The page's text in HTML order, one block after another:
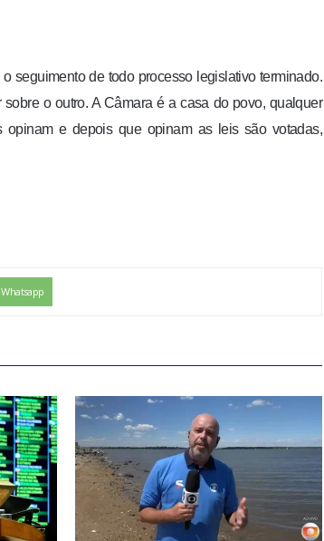
seguimento de todo processo legislativo terminado.
o outro. A Câmara é a casa do povo, qualquer
opinam e depois que opinam as leis são votadas,
Whatsapp